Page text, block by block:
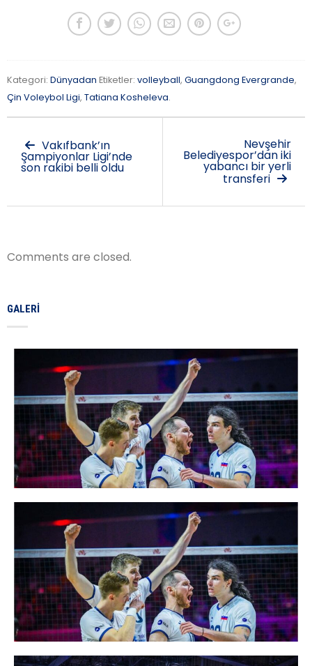
Kategori: Dünyadan Etiketler: volleyball, Guangdong Evergrande,
Çin Voleybol Ligi, Tatiana Kosheleva.
Vakıfbank’ın
Şampiyonlar Ligi’nde
son rakibi belli oldu
Nevşehir
Belediyespor’dan iki
yabancı bir yerli
transferi
Comments are closed.
GALERI